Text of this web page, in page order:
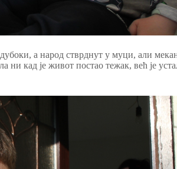
а народ стврднут у муци, али
ни кад је живот постао тежак, већ је